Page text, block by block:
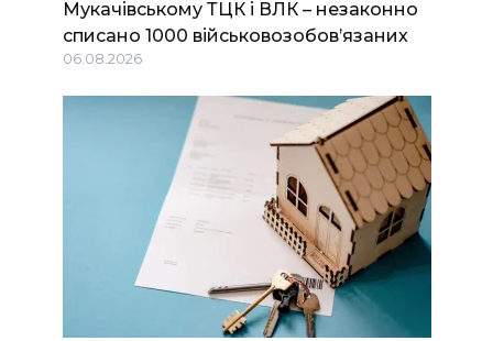
Мукачівському ТЦК і ВЛК – незаконно
списано 1000 військовозобов’язаних
06.08.2026